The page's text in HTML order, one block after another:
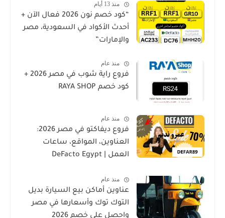
منذ 13 أيام
“كود خصم نون 2026 فعال الآن +
أحدث الأكواد في السعودية، مصر
والإمارات”
منذ عام
فروع راية شوب في مصر 2026 +
كود خصم RAYA SHOP
منذ عام
فروع ديفاكتو في مصر 2026:
العناوين، المواقع، ساعات
العمل | DeFacto Egypt
منذ عام
عناوين أماكن بيع السيارة بديل
التوك توك وأسعارها في مصر
واحصل على خصم 2026